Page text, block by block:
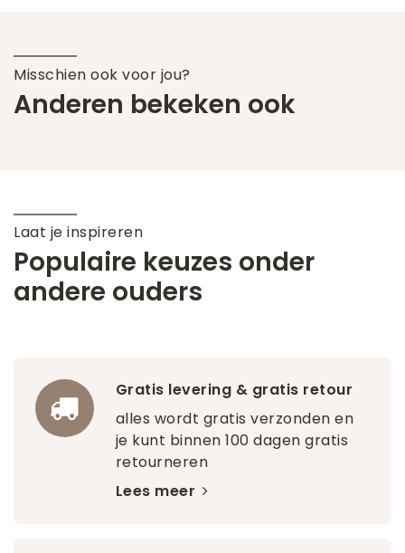
Misschien ook voor jou?
Anderen bekeken ook
Laat je inspireren
Populaire keuzes onder
andere ouders
Gratis levering & gratis retour
alles wordt gratis verzonden en
je kunt binnen 100 dagen gratis
retourneren
Lees meer